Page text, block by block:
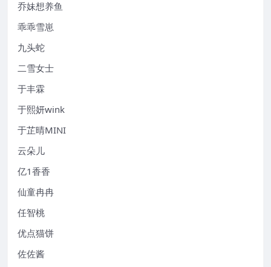
乔妹想养鱼
乖乖雪崽
九头蛇
二雪女士
于丰霖
于熙妍wink
于芷晴MINI
云朵儿
亿1香香
仙童冉冉
任智桃
优点猫饼
佐佐酱